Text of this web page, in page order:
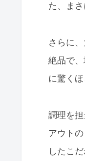
た、ま
さらに
絶品で
に驚くほ
調理を
アウト
したこ